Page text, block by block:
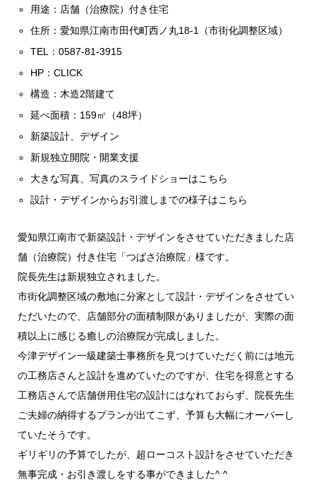
用途：店舗（治療院）付き住宅
住所：愛知県江南市田代町西ノ丸18-1（市街化調整区域）
TEL：0587-81-3915
HP：CLICK
構造：木造2階建て
延べ面積：159㎡（48坪）
新築設計、デザイン
新規独立開院・開業支援
大きな写真、写真のスライドショーはこちら
設計・デザインからお引渡しまでの様子はこちら
愛知県江南市で新築設計・デザインをさせていただきました店
舗（治療院）付き住宅「つばさ治療院」様です。
院長先生は新規独立されました。
市街化調整区域の敷地に分家として設計・デザインをさせてい
ただいたので、店舗部分の面積制限がありましたが、実際の面
積以上に感じる癒しの治療院が完成しました。
今津デザイン一級建築士事務所を見つけていただく前には地元
の工務店さんと設計を進めていたのですが、住宅を得意とする
工務店さんで店舗併用住宅の設計にはなれておらず、院長先生
ご夫婦の納得するプランが出てこず、予算も大幅にオーバーし
ていたそうです。
ギリギリの予算でしたが、超ローコスト設計をさせていただき
無事完成・お引き渡しをする事ができました^ ^